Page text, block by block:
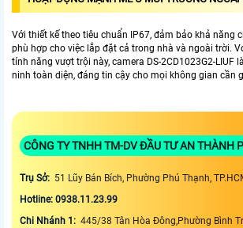
Với thiết kế theo tiêu chuẩn IP67, đảm bảo khả năng
phù hợp cho việc lắp đặt cả trong nhà và ngoài trời.
tính năng vượt trội này, camera DS-2CD1023G2-LIUF
ninh toàn diện, đáng tin cậy cho mọi không gian cần
CÔNG TY TNHH TM-DV ĐẦU TƯ AN THÀNH
Trụ Sở: 51 Lũy Bán Bích, Phường Phú Thạnh,
Hotline: 0938.11.23.99
Chi Nhánh 1: 445/38 Tân Hòa Đông,Phường Bình